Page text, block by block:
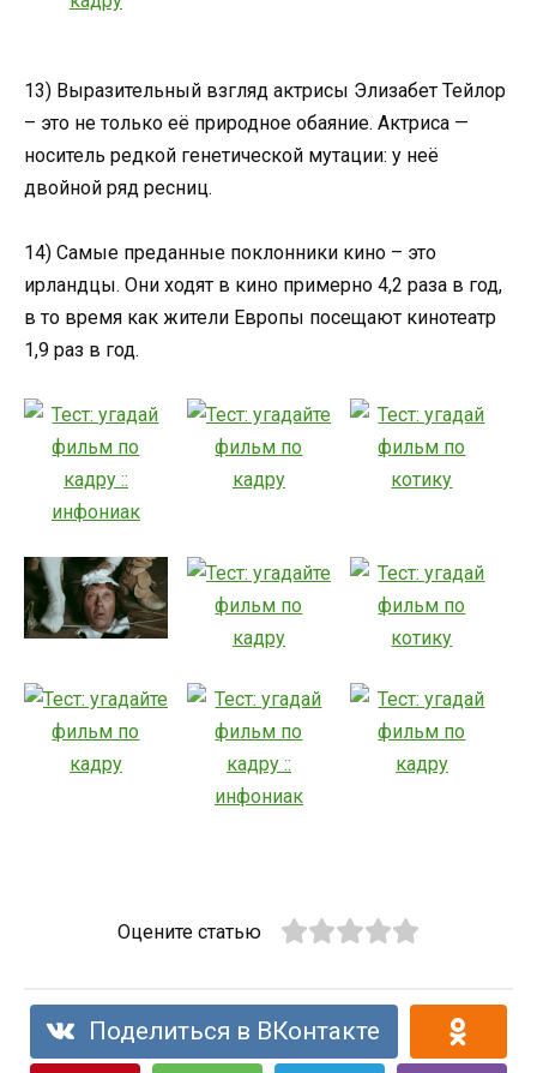
13) Выразительный взгляд актрисы Элизабет Тейлор
– это не только её природное обаяние. Актриса —
носитель редкой генетической мутации: у неё
двойной ряд ресниц.
14) Самые преданные поклонники кино – это
ирландцы. Они ходят в кино примерно 4,2 раза в год,
в то время как жители Европы посещают кинотеатр
1,9 раз в год.
Оцените статью
Поделиться в ВКонтакте